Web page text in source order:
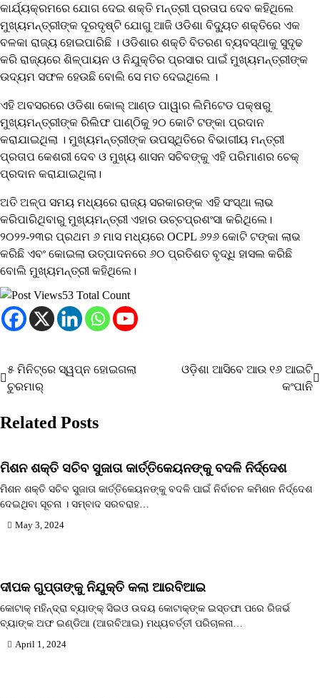
କାର୍ଯ୍ୟକ୍ରମରେ ଯୋଗ ଦେଇ ଶକ୍ତି ମନ୍ତ୍ରୀ ପ୍ରତାପ ଦେବ କହିଥିଲେ
ମୁଖ୍ୟମନ୍ତ୍ରୀଙ୍କ ଦୂରଦୃଷ୍ଟି ଯୋଗୁ ଆଜି ଓଡିଶା ବିଦ୍ୟୁତ ଶକ୍ତିରେ ଏକ
ବଳକା ରାଜ୍ୟ ହୋଇପାରିଛି । ଓଡିଶାର ଶକ୍ତି ବିତରଣ ବ୍ୟବସ୍ଥାକୁ ସୁଦୃଢ
କରି ରାଜ୍ୟରେ ଶିଳ୍ପାୟନ ଓ ନିଯୁକ୍ତିର ପ୍ରସାର ପାଇଁ ମୁଖ୍ୟମନ୍ତ୍ରୀଙ୍କ
ଉଦ୍ୟମ ସଫଳ ହେଉଛି ବୋଲି ସେ ମତ ଦେଇଥିଲେ ।
ଏହି ଅବସରରେ ଓଡିଶା କୋଲ୍‌ ଆଣ୍ଡ ପାୱାର ଲିମିଟେଡ ପକ୍ଷରୁ
ମୁଖ୍ୟମନ୍ତ୍ରୀଙ୍କ ରିଲିଫ ପାଣ୍ଠିକୁ ୨୦ କୋଟି ଟଙ୍କା ପ୍ରଦାନ
କରାଯାଇଥିଲା । ମୁଖ୍ୟମନ୍ତ୍ରୀଙ୍କ ଉପସ୍ଥିତିରେ ବିଭାଗୀୟ ମନ୍ତ୍ରୀ
ପ୍ରତାପ କେଶରୀ ଦେବ ଓ ମୁଖ୍ୟ ଶାସନ ସଚିବଙ୍କୁ ଏହି ପରିମାଣର ଚେକ୍‌
ପ୍ରଦାନ କରାଯାଇଥିଲା।
ଅତି ଅଳ୍ପ ସମୟ ମଧ୍ୟରେ ରାଜ୍ୟ ସରକାରଙ୍କ ଏହି ସଂସ୍ଥା ଲାଭ
କରିପାରିଥିବାରୁ ମୁଖ୍ୟମନ୍ତ୍ରୀ ଏହାର ଉଚ୍ଚପ୍ରଶଂସା କରିଥିଲେ।
୨୦୨୨-୨୩ର ପ୍ରଥମ ୬ ମାସ ମଧ୍ୟରେ OCPL ୬୨୬ କୋଟି ଟଙ୍କା ଲାଭ
କରିଛି ଏବଂ କୋଇଲା ଉତ୍ପାଦନରେ ୬୦ ପ୍ରତିଶତ ବୃଦ୍ଧି ହାସଲ କରିଛି
ବୋଲି ମୁଖ୍ୟମନ୍ତ୍ରୀ କହିଥିଲେ।
53 Total Count
Post
navigation
୫ ମିନିଟ୍‌ରେ ସ୍ୱପ୍ନ ହୋଇଗଲା
ଚୁରମାର୍
ଓଡ଼ିଶା ଆସିବେ ଆଉ ୧୬ ଆଇଟି
କଂପାନି
Related Posts
ମିଶନ ଶକ୍ତି ସଚିବ ସୁଜାତା କାର୍ତ୍ତିକେୟନଙ୍କୁ ବଦଳି ନିର୍ଦ୍ଦେଶ
ମିଶନ ଶକ୍ତି ସଚିବ ସୁଜାତା କାର୍ତ୍ତିକେୟନଙ୍କୁ ବଦଳି ପାଇଁ ନିର୍ବାଚନ କମିଶନ ନିର୍ଦ୍ଦେଶ
ଦେଇଥିବା ସୂଚନା । ସମ୍ବାଦ ସରବରାହ…
May 3, 2024
ଦୀପକ ଗୁପ୍ତାଙ୍କୁ ନିଯୁକ୍ତି କଲା ଆରବିଆଇ
କୋଟାକ୍ ମହିନ୍ଦ୍ରା ବ୍ୟାଙ୍କ୍ ସିଇଓ ଉଦୟ କୋଟାକ୍ଙ୍କ ଇସ୍ତଫା ପରେ ରିଜର୍ଭ
ବ୍ୟାଙ୍କ ଅଫ ଇଣ୍ଡିଆ (ଆରବିଆଇ) ମଧ୍ୟବର୍ତ୍ତୀ ପରିଚାଳନା…
April 1, 2024